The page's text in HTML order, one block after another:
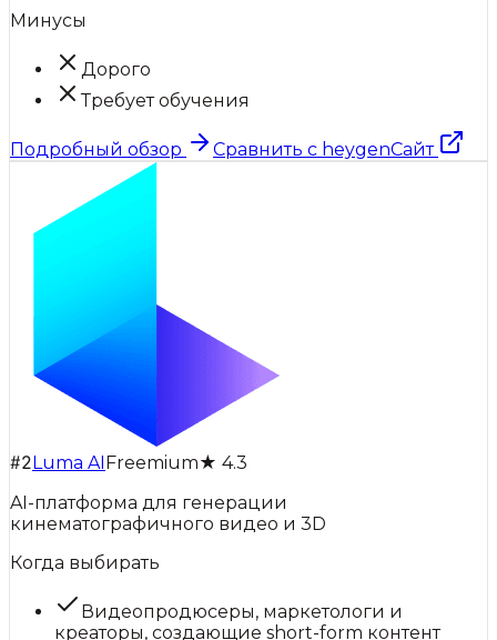
Минусы
Дорого
Требует обучения
Подробный обзор Сравнить с heygenСайт
#2 Luma AI Freemium★ 4.3
AI-платформа для генерации
кинематографичного видео и 3D
Когда выбирать
Видеопродюсеры, маркетологи и
креаторы, создающие short-form контент